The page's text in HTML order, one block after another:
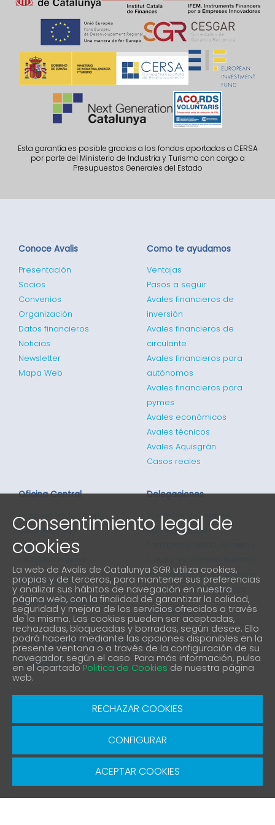
Esta garantía es posible gracias a los fondos aportados a CERSA
por parte del Ministerio de Industria y Turismo con cargo a
Presupuestos Generales del Estado
Conoce Avalis
Presentación
Socios
Convenios
Organización
Datos financieros
Noticias
Newsletter
Mapa Web
Como te ayudamos
Ventajas
Pasos a seguir
Avales financieros de
inversión
Avales financieros de
circulante
Avales financieros para
autónomos
Avales financieros para
pymes
Avales económicos
Avales técnicos
Avales Aquisgrán
Casos reales
Oficina Central
Gran via de les Corts
Catalanes 635
4ª planta
93 298 02 60
informacio@avalis.cat
Delegaciones
Tenemos delegados
comerciales en
red comercial cubre todos
los puntos de Catalunya
901 900 214
Forma parte de nuestra comunidad
Política de Cookies
Canal denuncia
Consentimiento legal de
cookies
La web de Avalis de Catalunya SGR utiliza cookies,
propias y de terceros, para mantener sus preferencias
y analizar sus hábitos de navegación en nuestra
página web, con la finalidad de garantizar la calidad,
seguridad y mejora de los servicios ofrecidos a través
de la misma. Las cookies pueden ser aceptadas,
rechazadas, bloqueadas y borradas, según desee. Ello
podrá hacerlo mediante las opciones disponibles en la
presente ventana o a través de la configuración de su
navegador, según el caso. Para más información, pulsa
en el apartado Politica de Cookies de nuestra página
web.
RECHAZAR COOKIES
CONFIGURAR
ACEPTAR COOKIES